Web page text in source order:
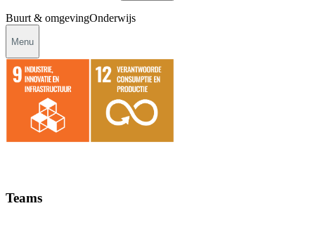
Buurt & omgevingOnderwijs
Menu
Teams